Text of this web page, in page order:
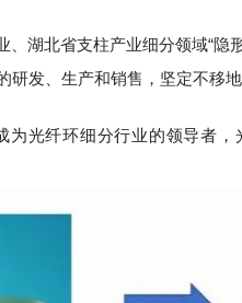
、湖北省支柱产业细分领域“隐
发、生产和销售，坚定不移
为光纤环细分行业的领导者